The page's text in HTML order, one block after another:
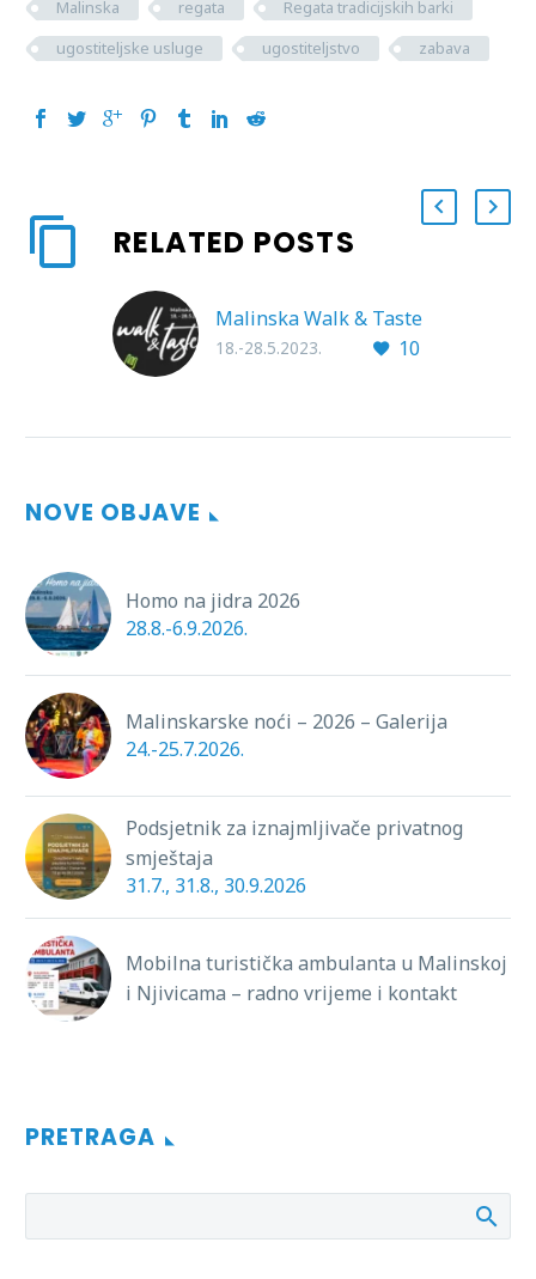
Malinska regata
Regata tradicijskih barki
ugostiteljske usluge
ugostiteljstvo zabava
RELATED POSTS
Malinska Walk & Taste
10
18.-28.5.2023.
NOVE OBJAVE
Homo na jidra 2026
28.8.-6.9.2026.
Malinskarske noći – 2026 – Galerija
24.-25.7.2026.
Podsjetnik za iznajmljivače privatnog
smještaja
31.7., 31.8., 30.9.2026
Mobilna turistička ambulanta u Malinskoj
i Njivicama – radno vrijeme i kontakt
PRETRAGA